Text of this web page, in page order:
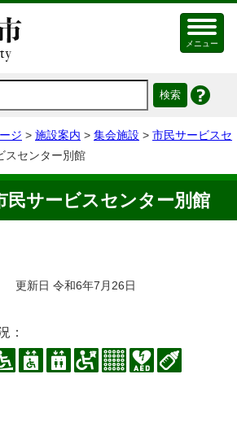
メニュー
ジ > 施設案内 > 集会施設 > 市民サービスセ
スセンター別館
民サービスセンター別館
更新日 令和6年7月26日
：